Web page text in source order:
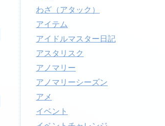
わざ（アタック）
アイテム
アイドルマスター日記
アスタリスク
アノマリー
アノマリーシーズン
アメ
イベント